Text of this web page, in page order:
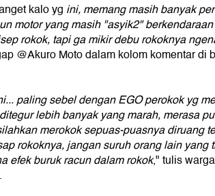
kalo yg ini, memang masih banyak
motor yang masih "asyik2"
rokok, tapi ga mikir debu rokoknya
@Akuro Moto dalam kolom komentar di
paling sebel dengan EGO perokok yg
lebih banyak yang marah, merasa
merokok sepuas-puasnya diruang
rokoknya, jangan suruh orang lain yang
efek buruk racun dalam rokok," tulis